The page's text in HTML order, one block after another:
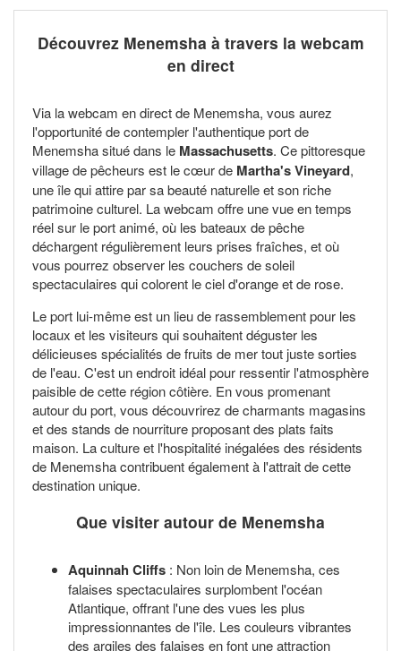
Découvrez Menemsha à travers la webcam
en direct
Via la webcam en direct de Menemsha, vous aurez
l'opportunité de contempler l'authentique port de
Menemsha situé dans le Massachusetts. Ce pittoresque
village de pêcheurs est le cœur de Martha's Vineyard,
une île qui attire par sa beauté naturelle et son riche
patrimoine culturel. La webcam offre une vue en temps
réel sur le port animé, où les bateaux de pêche
déchargent régulièrement leurs prises fraîches, et où
vous pourrez observer les couchers de soleil
spectaculaires qui colorent le ciel d'orange et de rose.
Le port lui-même est un lieu de rassemblement pour les
locaux et les visiteurs qui souhaitent déguster les
délicieuses spécialités de fruits de mer tout juste sorties
de l'eau. C'est un endroit idéal pour ressentir l'atmosphère
paisible de cette région côtière. En vous promenant
autour du port, vous découvrirez de charmants magasins
et des stands de nourriture proposant des plats faits
maison. La culture et l'hospitalité inégalées des résidents
de Menemsha contribuent également à l'attrait de cette
destination unique.
Que visiter autour de Menemsha
Aquinnah Cliffs : Non loin de Menemsha, ces
falaises spectaculaires surplombent l'océan
Atlantique, offrant l'une des vues les plus
impressionnantes de l'île. Les couleurs vibrantes
des argiles des falaises en font une attraction